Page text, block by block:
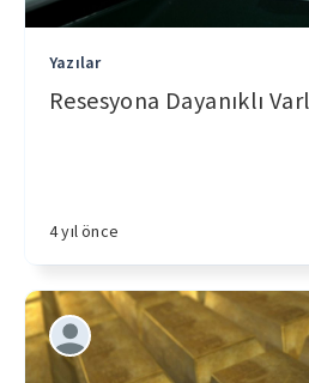
Yazılar
Resesyona Dayanıklı
4 yıl önce